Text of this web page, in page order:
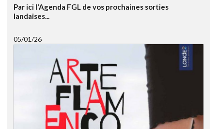
Par ici l'Agenda FGL de vos prochaines sorties
landaises...
05/01/26